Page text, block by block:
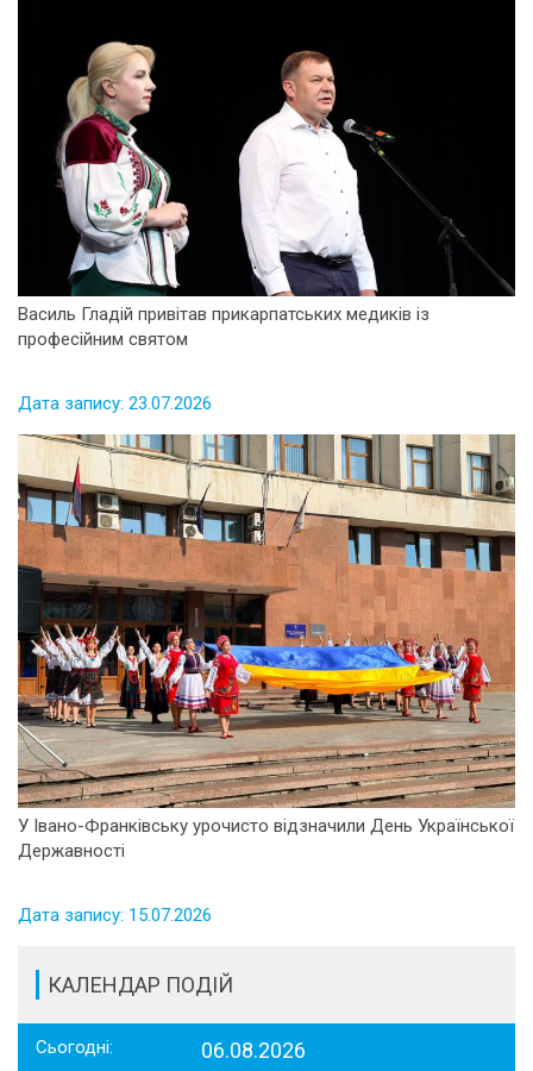
Василь Гладій привітав прикарпатських медиків із
професійним святом
Дата запису: 23.07.2026
У Івано-Франківську урочисто відзначили День Української
Державності
Дата запису: 15.07.2026
КАЛЕНДАР ПОДІЙ
Сьогодні: 06.08.2026